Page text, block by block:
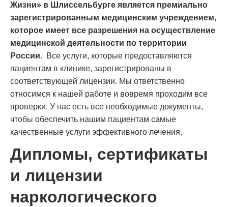
Жизни» в Шлиссельбурге является премиально
зарегистрированным медицинским учреждением,
которое имеет все разрешения на осуществление
медицинской деятельности по территории
России. Все услуги, которые предоставляются
пациентам в клинике, зарегистрированы в
соответствующей лицензии. Мы ответственно
относимся к нашей работе и вовремя проходим все
проверки. У нас есть все необходимые документы,
чтобы обеспечить нашим пациентам самые
качественные услуги эффективного лечения.
Дипломы, сертификаты
и лицензии
наркологического